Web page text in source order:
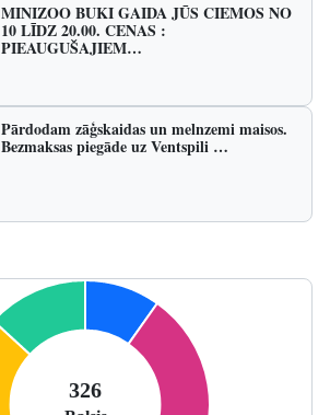
MINIZOO BUKI GAIDA JŪS CIEMOS NO
10 LĪDZ 20.00. CENAS :
PIEAUGUŠAJIEM…
Pārdodam zāģskaidas un melnzemi maisos.
Bezmaksas piegāde uz Ventspili …